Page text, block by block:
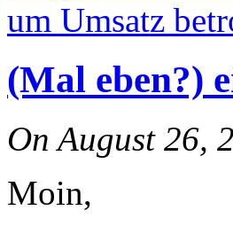
um Umsatz
(Mal eben?)
On August 26,
Moin,